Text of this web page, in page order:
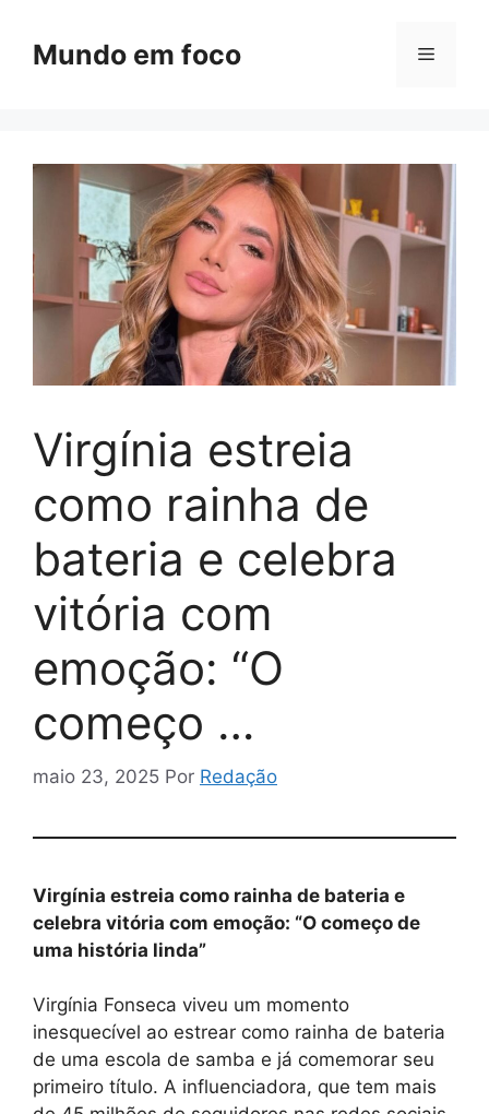
paraMundo em foco Menu
Virgínia estreia
como rainha de
bateria e celebra
vitória com
emoção: “O
começo …
maio 23, 2025 Por Redação
Virgínia estreia como rainha de bateria e
celebra vitória com emoção: “O começo de
uma história linda”
Virgínia Fonseca viveu um momento
inesquecível ao estrear como rainha de bateria
de uma escola de samba e já comemorar seu
primeiro título. A influenciadora, que tem mais